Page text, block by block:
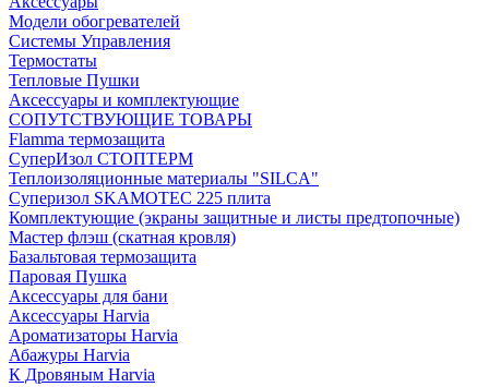
Модели обогревателей
Системы Управления
Термостаты
Тепловые Пушки
Аксессуары и комплектующие
СОПУТСТВУЮЩИЕ ТОВАРЫ
Flamma термозащита
СуперИзол СТОПТЕРМ
Теплоизоляционные материалы "SILCA"
Суперизол SKAMOTEC 225 плита
Комплектующие (экраны защитные и листы предтопочные)
Мастер флэш (скатная кровля)
Базальтовая термозащита
Паровая Пушка
Аксессуары для бани
Аксессуары Harvia
Ароматизаторы Harvia
Абажуры Harvia
К Дровяным Harvia